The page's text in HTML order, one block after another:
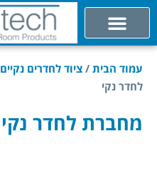
עמוד הבית / ציוד לחדרים נקיים
לחדר נקי
מחברת לחדר נקי